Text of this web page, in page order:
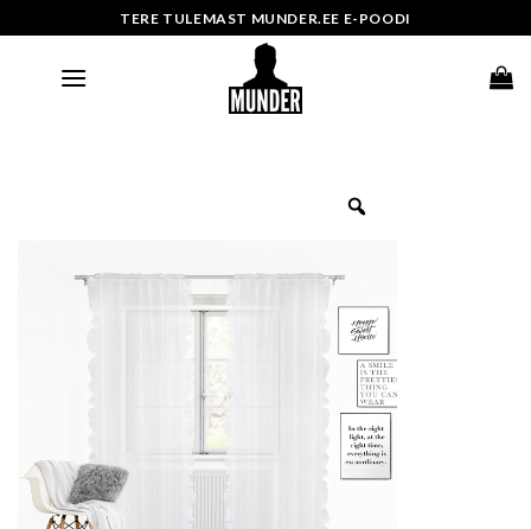
to
TERE TULEMAST MUNDER.EE E-POODI